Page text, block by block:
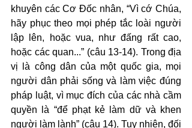
khuyên các Cơ Đốc nhân, “Vì cớ Chúa,
hãy phục theo mọi phép tắc loài người
lập lên, hoặc vua, như đấng rất cao,
hoặc các quan...” (câu 13-14). Trong địa
vị là công dân của một quốc gia, mọi
người dân phải sống và làm việc đúng
pháp luật, vì mục đích của các nhà cầm
quyền là “để phạt kẻ làm dữ và khen
người làm lành” (câu 14). Tuy nhiên, đối